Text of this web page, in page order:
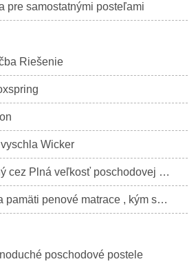
pre samostatnými posteľami
Riešenie
Wicker
Ako sa stavia Plný cez Plná veľkosť poschodovej postele pre dospelých
Ako sa ochladí na pamäti penové matrace , kým spíte
poschodové postele